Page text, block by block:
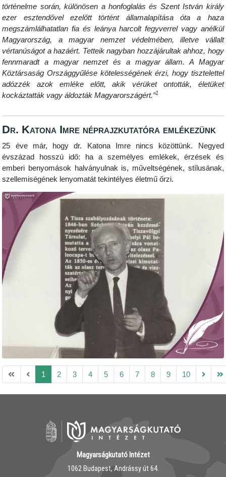
történelme során, különösen a honfoglalás és Szent István király
ezer esztendővel ezelőtt történt államalapítása óta a haza
megszámlálhatatlan fia és leánya harcolt fegyverrel vagy anélkül
Magyarország, a magyar nemzet védelmében, illetve vállalt
vértanúságot a hazáért. Tetteik nagyban hozzájárultak ahhoz, hogy
fennmaradt a magyar nemzet és a magyar állam. A Magyar
Köztársaság Országgyűlése kötelességének érzi, hogy tisztelettel
adózzék azok emléke előtt, akik vérüket ontották, életüket
kockáztatták vagy áldozták Magyarországért.”1
Dr. Katona Imre néprajzkutatóra emlékezünk
25 éve már, hogy dr. Katona Imre nincs közöttünk. Negyed
évszázad hosszú idő: ha a személyes emlékek, érzések és
emberi benyomások halványulnak is, műveltségének, stílusának,
szellemiségének lenyomatát tekintélyes életmű őrzi.
1 2 3 4 5 6 7 8 9 10
Magyarságkutató Intézet
1062 Budapest, Andrássy út 64.